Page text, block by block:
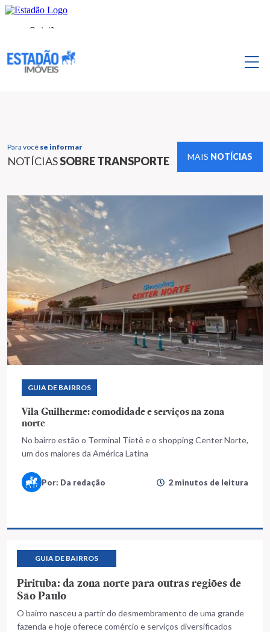
Para você se informar
NOTÍCIASSOBRE TRANSPORTE MAIS NOTÍCIAS
GUIA DE BAIRROS
Vila Guilherme: comodidade e serviços na zona
norte
No bairro estão o Terminal Tietê e o shopping Center Norte,
um dos maiores da América Latina
Por: Da redação 2 minutos de leitura
GUIA DE BAIRROS
Pirituba: da zona norte para outras regiões de
São Paulo
O bairro nasceu a partir do desmembramento de uma grande
fazenda e hoje oferece comércio e serviços diversificados